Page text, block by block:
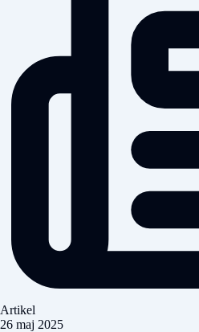
Artikel
26 maj 2025